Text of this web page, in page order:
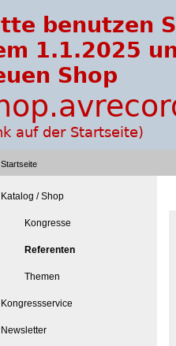
Startseite
Katalog / Shop
Kongresse
Referenten
Themen
Kongressservice
Newsletter